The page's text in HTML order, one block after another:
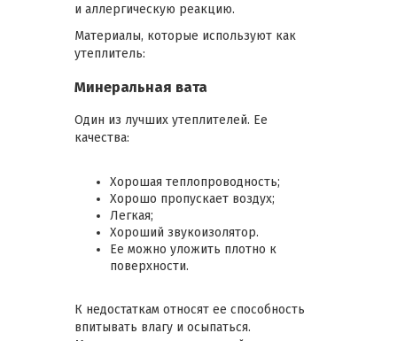
и аллергическую реакцию.
Материалы, которые используют как
утеплитель:
Минеральная вата
Один из лучших утеплителей. Ее
качества:
Хорошая теплопроводность;
Хорошо пропускает воздух;
Легкая;
Хороший звукоизолятор.
Ее можно уложить плотно к
поверхности.
К недостаткам относят ее способность
впитывать влагу и осыпаться.